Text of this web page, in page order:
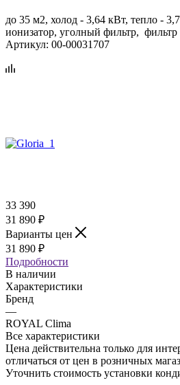
до 35 м2, холод - 3,64 кВт, тепло -
ионизатор, уголный фильтр, фильтр
Артикул: 00-00031707
33 390
31 890 ₽
Варианты цен
31 890 ₽
Подробности
В наличии
Характеристики
Бренд
—
ROYAL Clima
Все характеристики
Цена действительна только для
отличаться от цен в розничных
Уточнить стоимость установки